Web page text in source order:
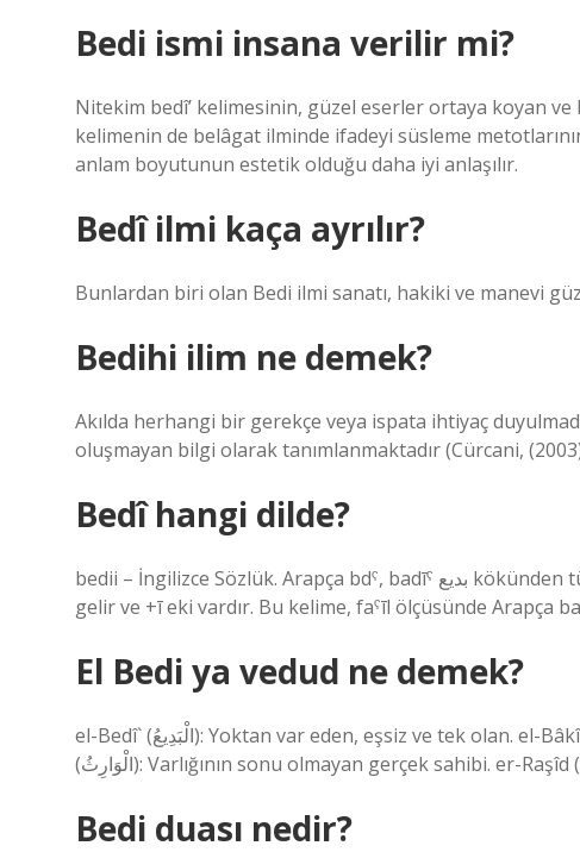
Bedi ismi insana verilir mi?
Nitekim bedî’ kelimesinin, güzel eserler ortaya koyan ve
kelimenin de belâgat ilminde ifadeyi süsleme
anlam boyutunun estetik olduğu daha iyi anlaşılır.
Bedî ilmi kaça ayrılır?
Bunlardan biri olan Bedi ilmi sanatı, hakiki ve manevi
Bedihi ilim ne demek?
Akılda herhangi bir gerekçe veya ispata ihtiyaç
oluşmayan bilgi olarak tanımlanmaktadır (Cürcani,
Bedî hangi dilde?
bedii – İngilizce Sözlük. Arapça bdˁ, badīˁ بديع kökünden türemiştir, “yeni, orijinal, benzersiz, garip” anlamına
El Bedi ya vedud ne demek?
el-Bedî` (الْبَدِيعُ): Yoktan var eden, eşsiz ve tek olan. el-Bâkî (الْبَاقِي): Varlığı sürekli, ezeli ve sonsuz olan. el-Vâris
Bedi duası nedir?